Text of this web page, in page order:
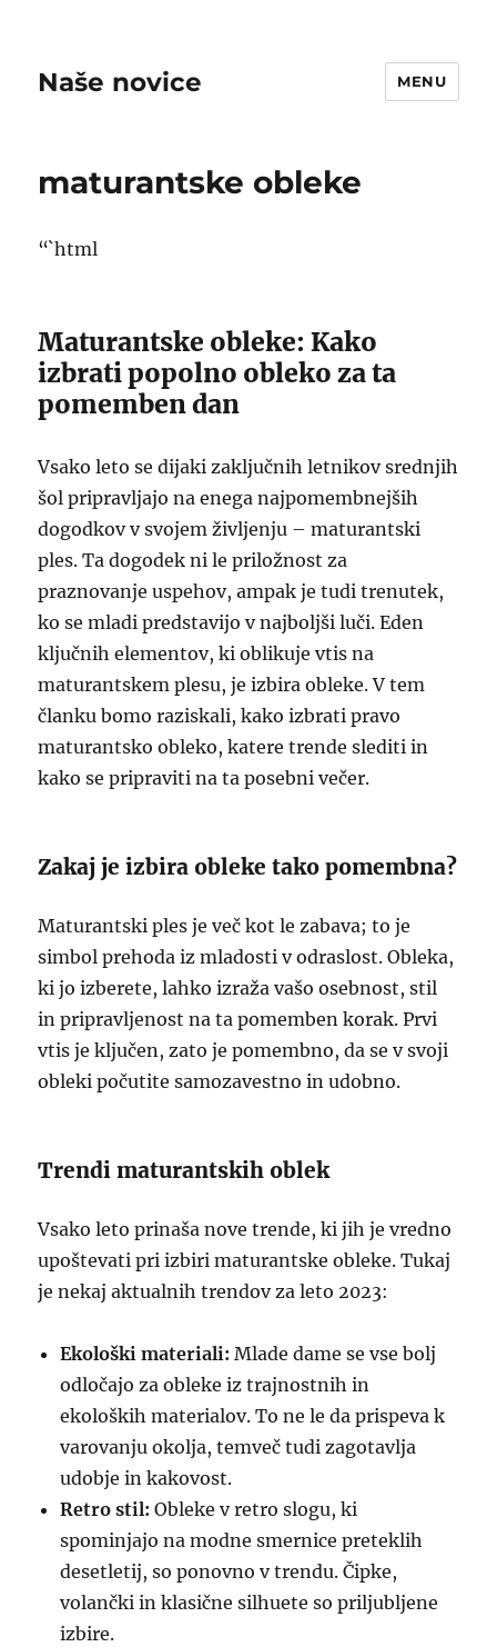
Naše novice MENU
maturantske obleke
“`html
Maturantske obleke: Kako
izbrati popolno obleko za ta
pomemben dan
Vsako leto se dijaki zaključnih letnikov srednjih
šol pripravljajo na enega najpomembnejših
dogodkov v svojem življenju – maturantski
ples. Ta dogodek ni le priložnost za
praznovanje uspehov, ampak je tudi trenutek,
ko se mladi predstavijo v najboljši luči. Eden
ključnih elementov, ki oblikuje vtis na
maturantskem plesu, je izbira obleke. V tem
članku bomo raziskali, kako izbrati pravo
maturantsko obleko, katere trende slediti in
kako se pripraviti na ta posebni večer.
Zakaj je izbira obleke tako pomembna?
Maturantski ples je več kot le zabava; to je
simbol prehoda iz mladosti v odraslost. Obleka,
ki jo izberete, lahko izraža vašo osebnost, stil
in pripravljenost na ta pomemben korak. Prvi
vtis je ključen, zato je pomembno, da se v svoji
obleki počutite samozavestno in udobno.
Trendi maturantskih oblek
Vsako leto prinaša nove trende, ki jih je vredno
upoštevati pri izbiri maturantske obleke. Tukaj
je nekaj aktualnih trendov za leto 2023:
Ekološki materiali: Mlade dame se vse bolj
odločajo za obleke iz trajnostnih in
ekoloških materialov. To ne le da prispeva k
varovanju okolja, temveč tudi zagotavlja
udobje in kakovost.
Retro stil: Obleke v retro slogu, ki
spominjajo na modne smernice preteklih
desetletij, so ponovno v trendu. Čipke,
volančki in klasične silhuete so priljubljene
izbire.